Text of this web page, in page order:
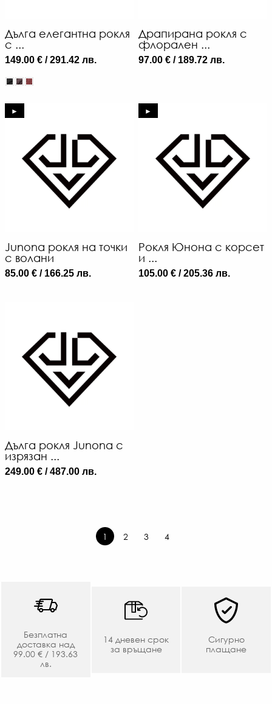
Дълга елегантна рокля
с ...
149.00 € / 291.42 лв.
Драпирана рокля с
флорален ...
97.00 € / 189.72 лв.
►
Junona рокля на точки
с волани
85.00 € / 166.25 лв.
►
Рокля Юнона с корсет
и ...
105.00 € / 205.36 лв.
Дълга рокля Junona с
изрязан ...
249.00 € / 487.00 лв.
1 2 3 4
Безплатна
доставка над
99.00 € / 193.63
лв.
14 дневен срок
за връщане
Сигурно
плащане